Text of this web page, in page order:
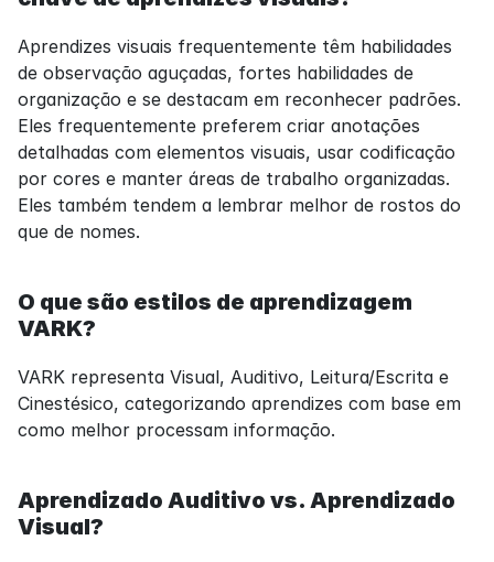
Aprendizes visuais frequentemente têm habilidades
de observação aguçadas, fortes habilidades de
organização e se destacam em reconhecer padrões.
Eles frequentemente preferem criar anotações
detalhadas com elementos visuais, usar codificação
por cores e manter áreas de trabalho organizadas.
Eles também tendem a lembrar melhor de rostos do
que de nomes.
O que são estilos de aprendizagem
VARK?
VARK representa Visual, Auditivo, Leitura/Escrita e
Cinestésico, categorizando aprendizes com base em
como melhor processam informação.
Aprendizado Auditivo vs. Aprendizado
Visual?